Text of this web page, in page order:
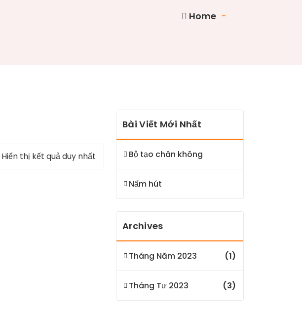
Home -
Hiển thị kết quả duy nhất
Bài Viết Mới Nhất
Bộ tạo chân không
Nấm hút
Archives
Tháng Năm 2023 (1)
Tháng Tư 2023 (3)